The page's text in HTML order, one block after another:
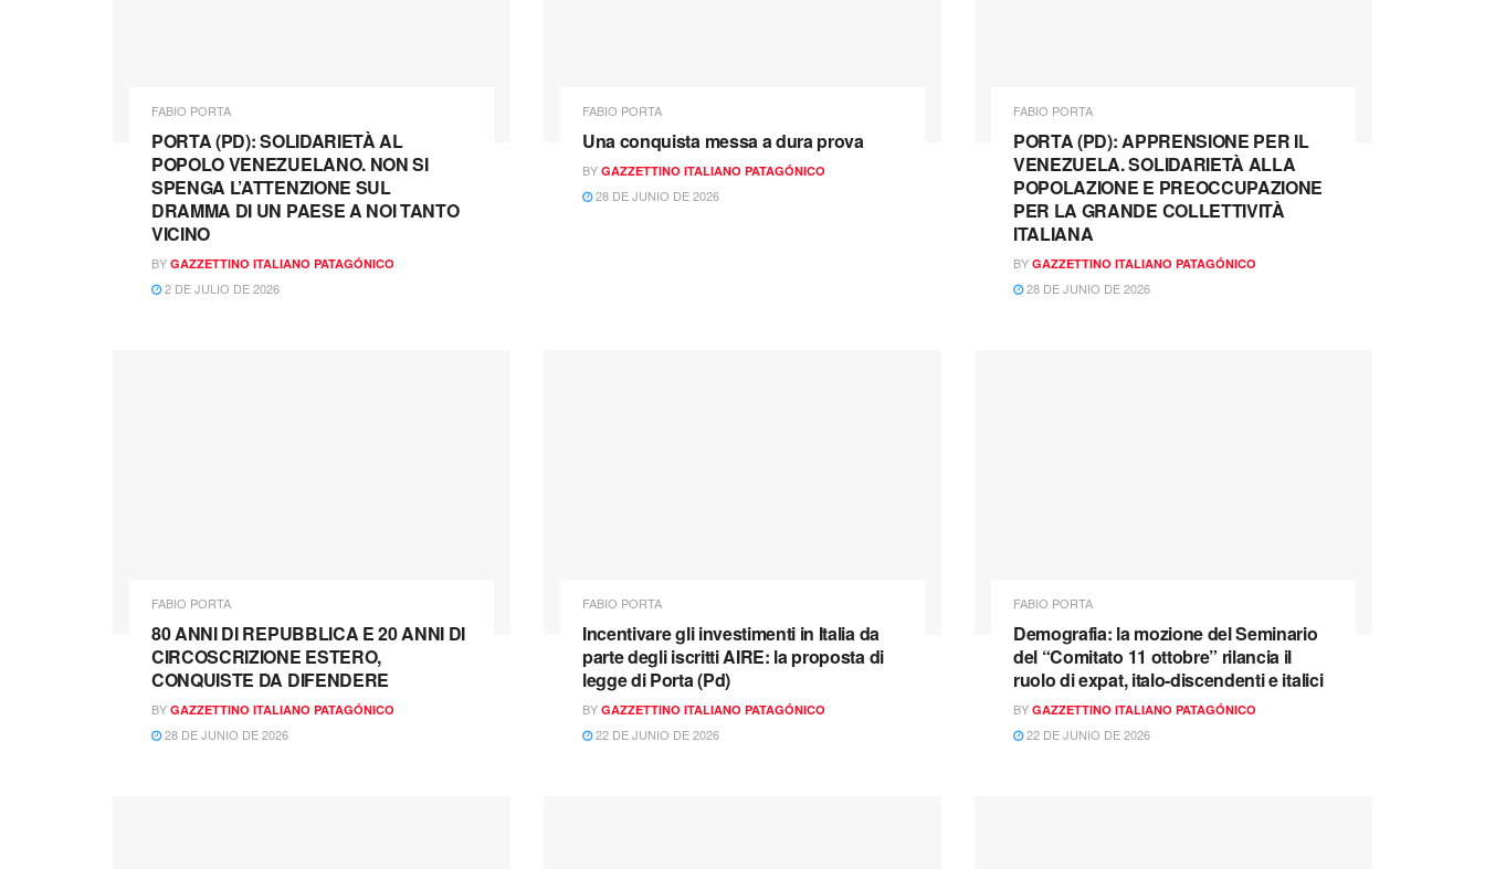
FABIO PORTA
PORTA (PD): SOLIDARIETÀ AL
POPOLO VENEZUELANO. NON SI
SPENGA L’ATTENZIONE SUL
DRAMMA DI UN PAESE A NOI TANTO
VICINO
BY GAZZETTINO ITALIANO PATAGÓNICO
2 DE JULIO DE 2026
FABIO PORTA
Una conquista messa a dura prova
BY GAZZETTINO ITALIANO PATAGÓNICO
28 DE JUNIO DE 2026
FABIO PORTA
PORTA (PD): APPRENSIONE PER IL
VENEZUELA. SOLIDARIETÀ ALLA
POPOLAZIONE E PREOCCUPAZIONE
PER LA GRANDE COLLETTIVITÀ
ITALIANA
BY GAZZETTINO ITALIANO PATAGÓNICO
28 DE JUNIO DE 2026
FABIO PORTA
80 ANNI DI REPUBBLICA E 20 ANNI DI
CIRCOSCRIZIONE ESTERO,
CONQUISTE DA DIFENDERE
BY GAZZETTINO ITALIANO PATAGÓNICO
28 DE JUNIO DE 2026
FABIO PORTA
Incentivare gli investimenti in Italia da
parte degli iscritti AIRE: la proposta di
legge di Porta (Pd)
BY GAZZETTINO ITALIANO PATAGÓNICO
22 DE JUNIO DE 2026
FABIO PORTA
Demografia: la mozione del Seminario
del “Comitato 11 ottobre” rilancia il
ruolo di expat, italo‑discendenti e italici
BY GAZZETTINO ITALIANO PATAGÓNICO
22 DE JUNIO DE 2026